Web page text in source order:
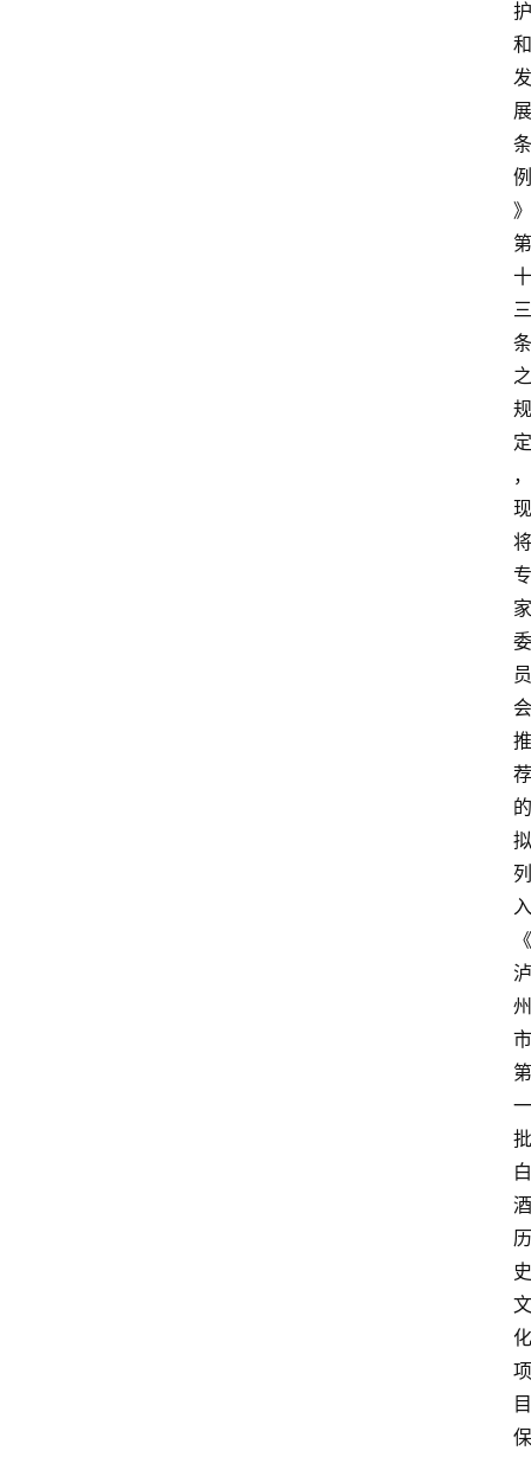
护
和
发
展
条
例
》
第
十
三
条
之
规
定
，
现
将
专
家
委
员
会
推
荐
的
拟
列
入
《
泸
州
市
第
一
批
白
酒
历
史
文
化
项
目
保